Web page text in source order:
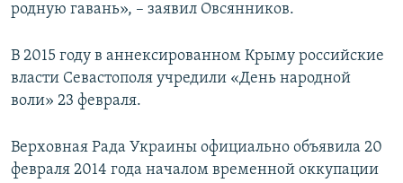
родную гавань», – заявил Овсянников.
В 2015 году в аннексированном Крыму российские
власти Севастополя учредили «День народной
воли» 23 февраля.
Верховная Рада Украины официально объявила 20
февраля 2014 года началом временной оккупации